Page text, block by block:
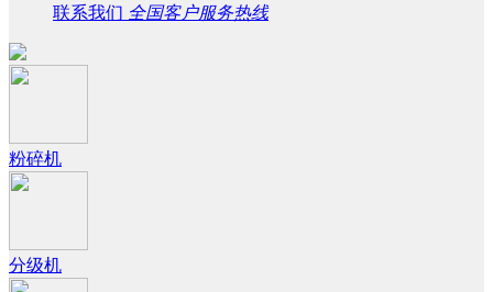
联系我们 全国客户服务热线
粉碎机
分级机